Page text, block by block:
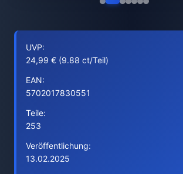
UVP:
24,99 € (9.88 ct/Teil)
EAN:
5702017830551
Teile:
253
Veröffentlichung:
13.02.2025